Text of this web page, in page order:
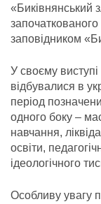
«Биківнянський
заповідником
У своєму
відбувалися в
період
одного боку –
навчання,
освіти,
ідеологічного
Особливу увагу